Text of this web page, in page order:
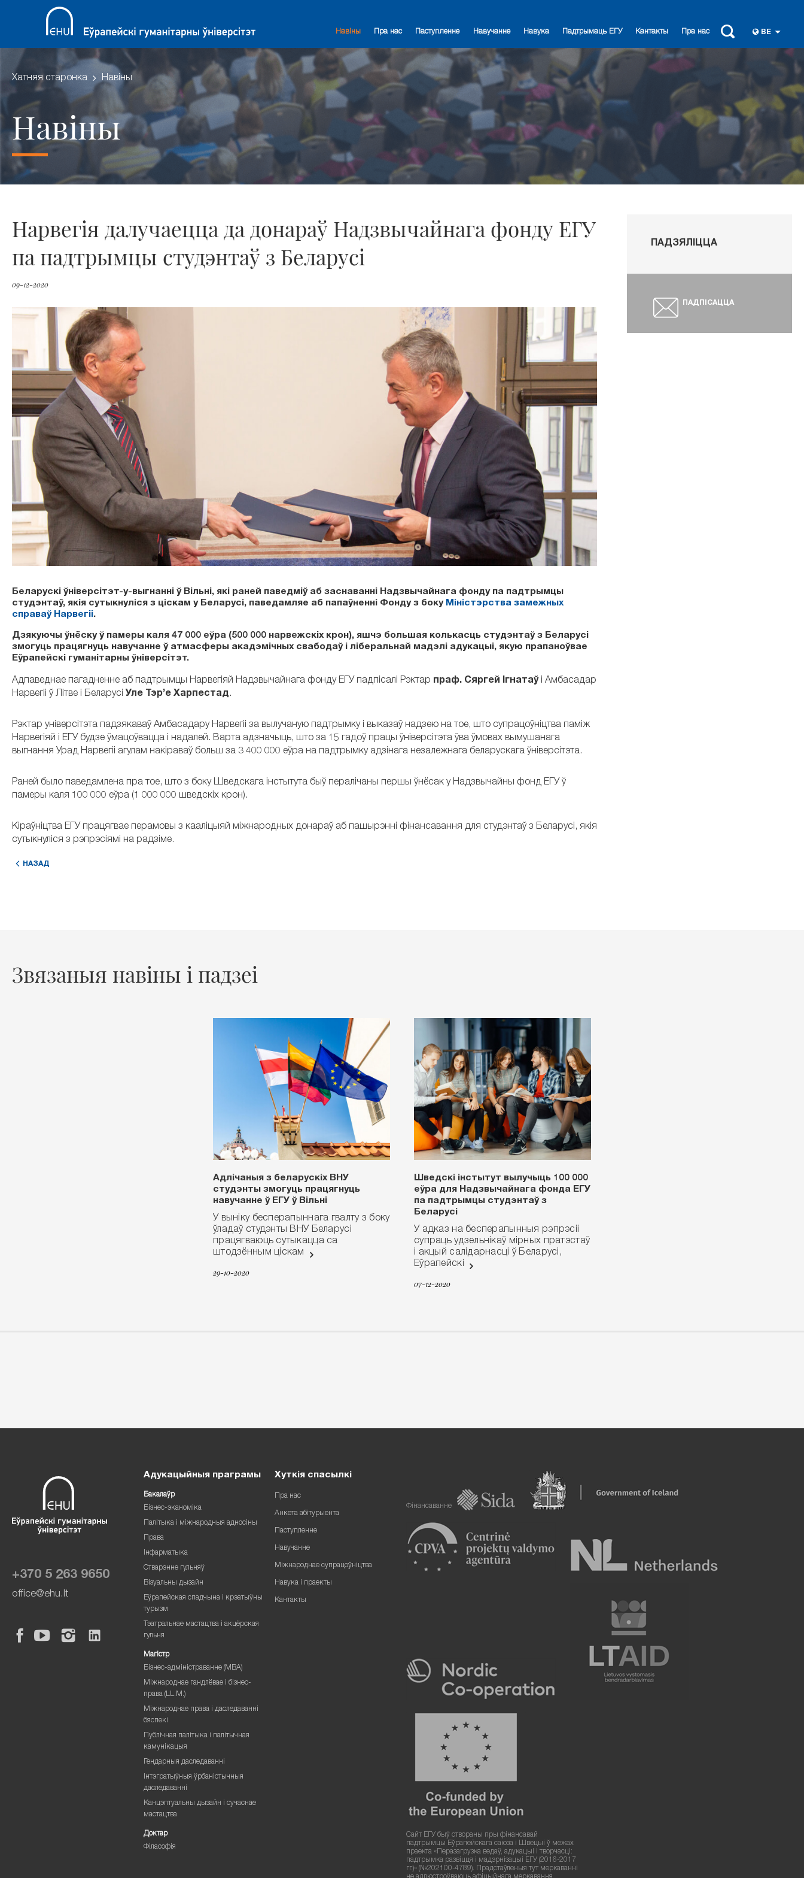
Навіны Пра нас Паступленне Навучанне Навука Падтрымаць ЕГУ Кантакты Пра нас BE
Хатняя старонка Навіны
Навіны
Нарвегія далучаецца да донараў Надзвычайнага фонду ЕГУ
па падтрымцы студэнтаў з Беларусі
09-12-2020
Беларускі ўніверсітэт-у-выгнанні ў Вільні, які раней паведміў аб заснаванні Надзвычайнага фонду па падтрымцы
студэнтаў, якія сутыкнуліся з ціскам у Беларусі, паведамляе аб папаўненні Фонду з боку Міністэрства замежных
справаў Нарвегіі.
Дзякуючы ўнёску ў памеры каля 47 000 еўра (500 000 нарвежскіх крон), яшчэ большая колькасць студэнтаў з Беларусі
змогуць працягнуць навучанне ў атмасферы акадэмічных свабодаў і ліберальнай мадэлі адукацыі, якую прапаноўвае
Еўрапейскі гуманітарны ўніверсітэт.
Адпаведнае пагадненне аб падтрымцы Нарвегіяй Надзвычайнага фонду ЕГУ падпісалі Рэктар праф. Сяргей Ігнатаўі Амбасадар
Нарвегіі ў Літве і Беларусі Уле Тэр’е Харпестад.
Рэктар універсітэта падзякаваў Амбасадару Нарвегіі за вылучаную падтрымку і выказаў надзею на тое, што супрацоўніцтва паміж
Нарвегіяй і ЕГУ будзе ўмацоўвацца і надалей. Варта адзначыць, што за 15 гадоў працы ўніверсітэта ўва ўмовах вымушанага
выгнання Урад Нарвегіі агулам накіраваў больш за 3 400 000 еўра на падтрымку адзінага незалежнага беларускага ўніверсітэта.
Раней было паведамлена пра тое, што з боку Шведскага інстытута быў пералічаны першы ўнёсак у Надзвычайны фонд ЕГУ ў
памеры каля 100 000 еўра (1 000 000 шведскіх крон).
Кіраўніцтва ЕГУ працягвае перамовы з кааліцыяй міжнародных донараў аб пашырэнні фінансавання для студэнтаў з Беларусі, якія
сутыкнуліся з рэпрэсіямі на радзіме.
НАЗАД
ПАДЗЯЛІЦЦА
ПАДПІСАЦЦА
Звязаныя навіны і падзеі
Адлічаныя з беларускіх ВНУ
студэнты змогуць працягнуць
навучанне ў ЕГУ ў Вільні
У выніку бесперапыннага гвалту з боку
ўладаў студэнты ВНУ Беларусі
працягваюць сутыкацца са
штодзённым ціскам
29-10-2020
Шведскі інстытут вылучыць 100 000
еўра для Надзвычайнага фонда ЕГУ
па падтрымцы студэнтаў з
Беларусі
У адказ на бесперапынныя рэпрэсіі
супраць удзельнікаў мірных пратэстаў
і акцый салідарнасці ў Беларусі,
Еўрапейскі
07-12-2020
+370 5 263 9650
office@ehu.lt
Адукацыйныя праграмы
Бакалаўр
Бізнес-эканоміка
Палітыка і міжнародныя адносіны
Права
Інфарматыка
Стварэнне гульняў
Візуальны дызайн
Еўрапейская спадчына і крэатыўны
турызм
Тэатральнае мастацтва і акцёрская
гульня
Магістр
Бізнес-адміністраванне (MBA)
Міжнароднае гандлёвае і бізнес-
права (LL.M.)
Міжнароднае права і даследаванні
бяспекі
Публічная палітыка і палітычная
камунікацыя
Гендарныя даследаванні
Інтэгратыўныя ўрбаністычныя
даследаванні
Канцэптуальны дызайн і сучаснае
мастацтва
Доктар
Філасофія
Хуткія спасылкі
Пра нас
Анкета абітурыента
Паступленне
Навучанне
Міжнароднае супрацоўніцтва
Навука і праекты
Кантакты
Фінансаванне
Сайт ЕГУ быў створаны пры фінансавай
падтрымцы Еўрапейскага саюза і Швецыі ў межах
праекта «Перазагрузка ведаў, адукацыі і творчасці:
падтрымка развіцця і мадэрнізацыі ЕГУ (2016-2017
гг.)» (№202100-4789). Прадстаўленыя тут меркаванні